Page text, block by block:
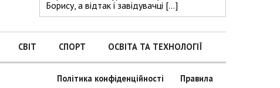
Борису, а відтак і завідувачці […]
СВІТ СПОРТ ОСВІТА ТА ТЕХНОЛОГІЇ
Політика конфіденційності Правила